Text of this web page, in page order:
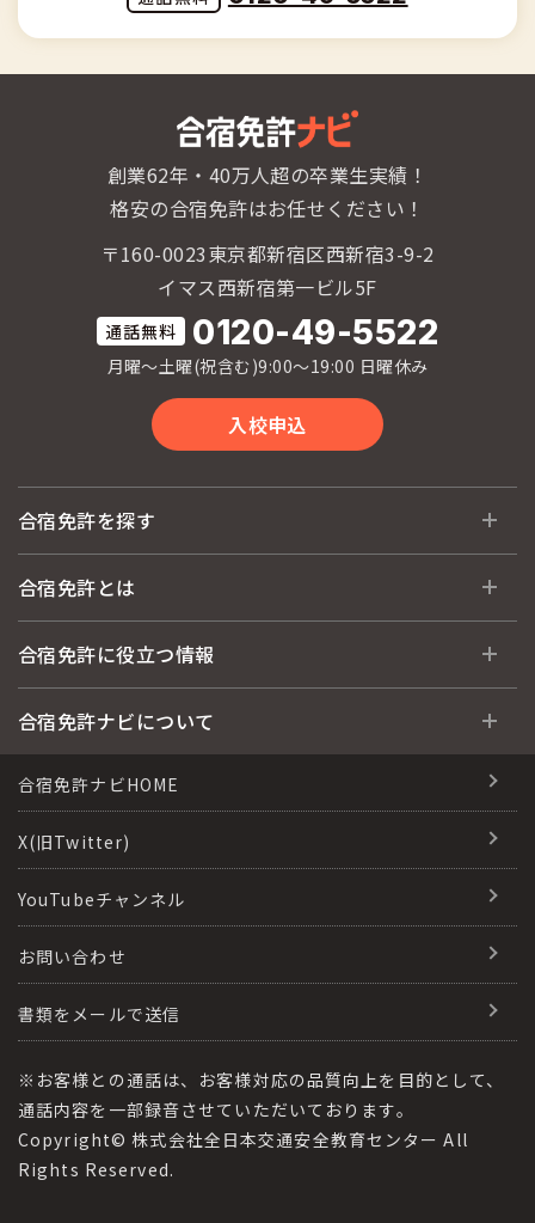
創業62年・40万人超の卒業生実績！
格安の合宿免許はお任せください！
〒160-0023東京都新宿区西新宿3-9-2
イマス西新宿第一ビル5F
0120-49-5522
月曜〜土曜(祝含む)9:00〜19:00 日曜休み
入校申込
合宿免許を探す
全国 教習所一覧
運転免許の種類(車種)
格安シーズン料金
出発地別おすすめ校
こだわり、テーマから探す
360度パノラマ教習所
教育訓練給付金制度
合宿免許とは
合宿免許とは
合宿免許選びのアドバイス
合宿免許の入校までの流れ
合宿免許での免許取得の流れ
運転免許別モデルスケジュール
保護者の方へ
合宿に関わる料金について
合宿費用のお支払いについて
合宿免許に必要な持ち物
合宿免許に役立つ情報
合宿免許に役立つ情報
免許取消・失効による再取得
冬・雪国の合宿免許は大丈夫？
みんなが選んだ合宿免許の条件
大型免許体験記
全国の運転免許試験場(免許センター)
本免学科試験問題に挑戦
合宿免許ナビについて
会社情報・代表メッセージ
会社概要
会社沿革・歴史
特定商取引法に基づく表記
運転者適性診断
合宿免許ナビHOME
X(旧Twitter)
YouTubeチャンネル
お問い合わせ
書類をメールで送信
※お客様との通話は、お客様対応の品質向上を目的として、
通話内容を一部録音させていただいております。
Copyright© 株式会社全日本交通安全教育センター All
Rights Reserved.